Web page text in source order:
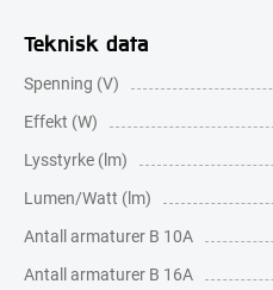
Teknisk data
Spenning (V)
Effekt (W)
Lysstyrke (lm)
Lumen/Watt (lm)
Antall armaturer B 10A
Antall armaturer B 16A